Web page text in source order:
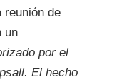
reunión de
un
por el
El hecho